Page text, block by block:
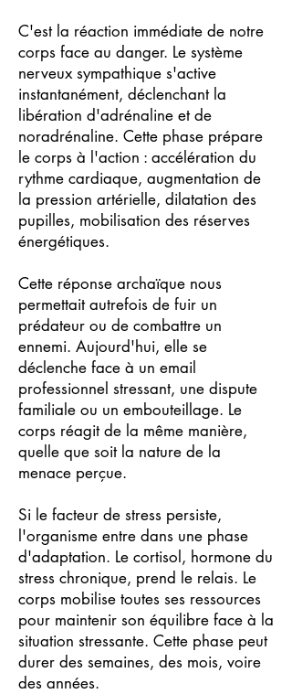
C'est la réaction immédiate de notre
corps face au danger. Le système
nerveux sympathique s'active
instantanément, déclenchant la
libération d'adrénaline et de
noradrénaline. Cette phase prépare
le corps à l'action : accélération du
rythme cardiaque, augmentation de
la pression artérielle, dilatation des
pupilles, mobilisation des réserves
énergétiques.
Cette réponse archaïque nous
permettait autrefois de fuir un
prédateur ou de combattre un
ennemi. Aujourd'hui, elle se
déclenche face à un email
professionnel stressant, une dispute
familiale ou un embouteillage. Le
corps réagit de la même manière,
quelle que soit la nature de la
menace perçue.
Si le facteur de stress persiste,
l'organisme entre dans une phase
d'adaptation. Le cortisol, hormone du
stress chronique, prend le relais. Le
corps mobilise toutes ses ressources
pour maintenir son équilibre face à la
situation stressante. Cette phase peut
durer des semaines, des mois, voire
des années.